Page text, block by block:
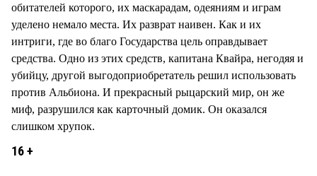
обитателей которого, их маскарадам, одеяниям и играм
уделено немало места. Их разврат наивен. Как и их
интриги, где во благо Государства цель оправдывает
средства. Одно из этих средств, капитана Квайра, негодяя и
убийцу, другой выгодоприобретатель решил использовать
против Альбиона. И прекрасный рыцарский мир, он же
миф, разрушился как карточный домик. Он оказался
слишком хрупок.
16 +